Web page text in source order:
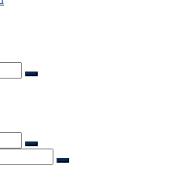
Search
Search
Search